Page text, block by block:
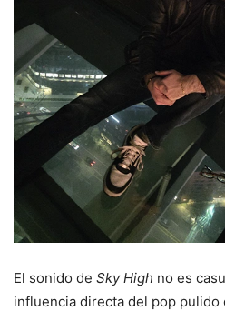
El sonido de Sky High no es
influencia directa del pop pulido